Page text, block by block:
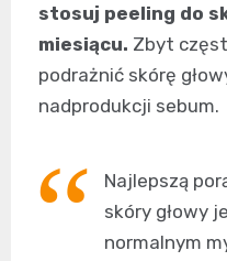
stosuj peeling do
miesiącu. Zbyt
podrażnić skórę
nadprodukcji sebum.
Najlepszą
skóry głowy
normalnym